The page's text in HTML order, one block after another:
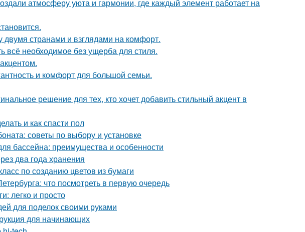
атмосферу уюта и гармонии, где каждый элемент работает на
странами и взглядами на комфорт.
всё необходимое без ущерба для стиля.
и комфорт для большой семьи.
решение для тех, кто хочет добавить стильный акцент в
и как спасти пол
советы по выбору и установке
бассейна: преимущества и особенности
два года хранения
по созданию цветов из бумаги
что посмотреть в первую очередь
легко и просто
для поделок своими руками
для начинающих